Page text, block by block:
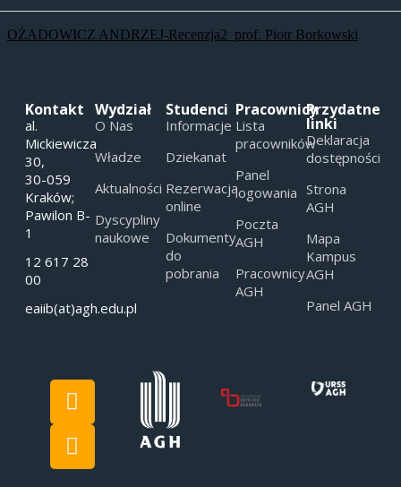
OŻADOWICZ ANDRZEJ-Recenzja2_prof. Piotr Borkowski
Kontakt
al.
Mickiewicza
30,
30-059
Kraków;
Pawilon B-
1
12 617 28
00
eaiib(at)agh.edu.pl
Wydział
O Nas
Władze
Aktualności
Dyscypliny
naukowe
Studenci
Informacje
Dziekanat
Rezerwacja
online
Dokumenty
do
pobrania
Pracownicy
Lista
pracowników
Panel
logowania
Poczta
AGH
Pracownicy
AGH
Przydatne
linki
Deklaracja
dostępności
Strona
AGH
Mapa
Kampus
AGH
Panel AGH